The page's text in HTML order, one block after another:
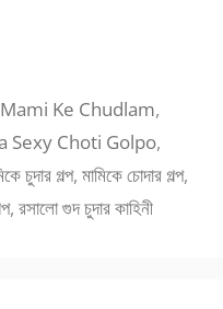
Mami Ke Chudlam,
Sexy Choti Golpo,
চুদার গল্প, মামিকে চোদার গল্প,
, রসালো গুদ চুদার কাহিনী